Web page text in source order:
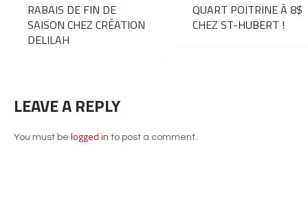
RABAIS DE FIN DE
SAISON CHEZ CRÉATION
DELILAH
QUART POITRINE À 8$
CHEZ ST-HUBERT !
LEAVE A REPLY
You must be logged in to post a comment.